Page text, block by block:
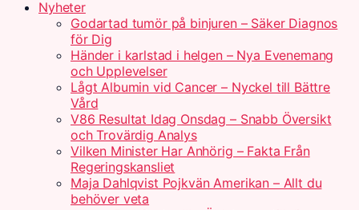
Nyheter
Godartad tumör på binjuren – Säker Diagnos
för Dig
Händer i karlstad i helgen – Nya Evenemang
och Upplevelser
Lågt Albumin vid Cancer – Nyckel till Bättre
Vård
V86 Resultat Idag Onsdag – Snabb Översikt
och Trovärdig Analys
Vilken Minister Har Anhörig – Fakta Från
Regeringskansliet
Maja Dahlqvist Pojkvän Amerikan – Allt du
behöver veta